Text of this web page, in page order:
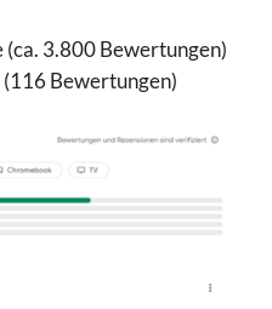
(ca. 3.800 Bewertungen)
(116 Bewertungen)